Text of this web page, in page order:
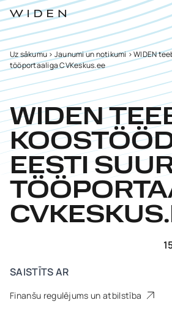
Uz sākumu> Jaunumi un notikumi>WIDEN
tööportaaliga CVKeskus.ee
WIDEN
EESTI
SAISTĪTS AR
Finanšu regulējums un atbilstība